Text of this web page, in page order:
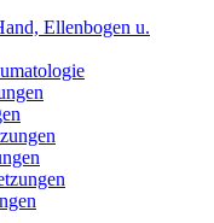
Ellenbogen u.